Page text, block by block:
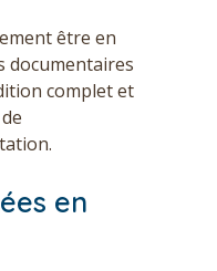
être en
documentaires
complet et
en